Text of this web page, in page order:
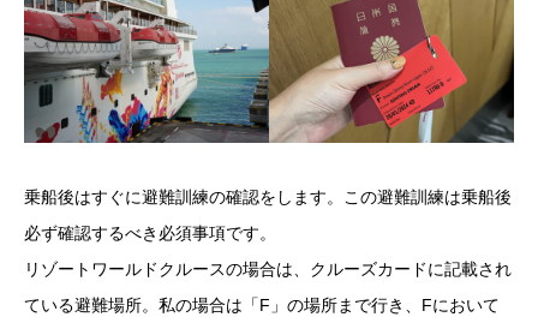
乗船後はすぐに避難訓練の確認をします。この避難訓練は乗船後
必ず確認するべき必須事項です。
リゾートワールドクルースの場合は、クルーズカードに記載され
ている避難場所。私の場合は「F」の場所まで行き、Fにおいて